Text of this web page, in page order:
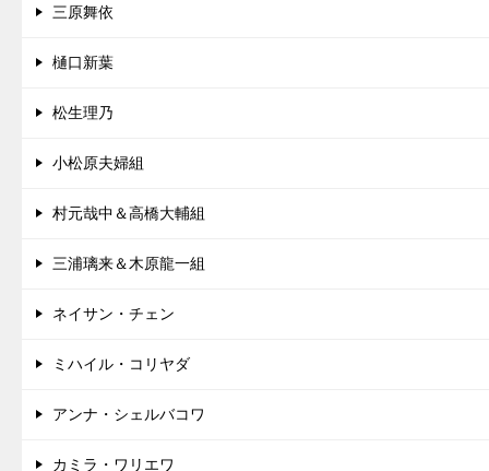
三原舞依
樋口新葉
松生理乃
小松原夫婦組
村元哉中＆高橋大輔組
三浦璃来＆木原龍一組
ネイサン・チェン
ミハイル・コリヤダ
アンナ・シェルバコワ
カミラ・ワリエワ